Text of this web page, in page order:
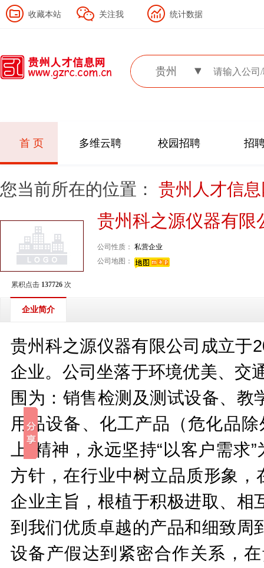
收藏本站 关注我 统计数据
贵州
首 页 多维云聘 校园招聘 招
您当前所在的位置： 贵州人才信
累积点击 137726 次
贵州科之源仪器有限
公司性质： 私营企业
公司地图：
企业简介
贵州科之源仪器有限公司成立于
企业。公司坐落于环境优美、交
围为：销售检测及测试设备、
用品设备、化工产品（危化品
上”精神，永远坚持“以客户需
方针，在行业中树立品质形象，
企业主旨，根植于积极进取、相
到我们优质卓越的产品和细致周
设备产假达到紧密合作关系，